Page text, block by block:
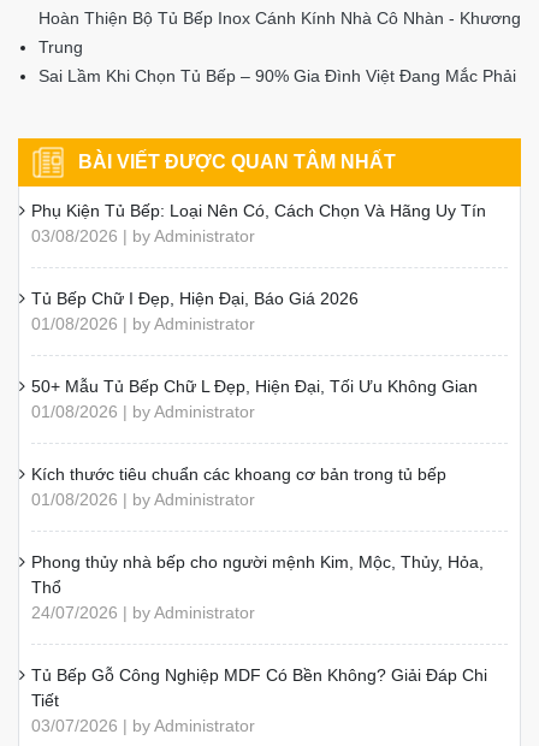
Hoàn Thiện Bộ Tủ Bếp Inox Cánh Kính Nhà Cô Nhàn - Khương
Trung
Sai Lầm Khi Chọn Tủ Bếp – 90% Gia Đình Việt Đang Mắc Phải
BÀI VIẾT ĐƯỢC QUAN TÂM NHẤT
Phụ Kiện Tủ Bếp: Loại Nên Có, Cách Chọn Và Hãng Uy Tín
03/08/2026 | by Administrator
Tủ Bếp Chữ I Đẹp, Hiện Đại, Báo Giá 2026
01/08/2026 | by Administrator
50+ Mẫu Tủ Bếp Chữ L Đẹp, Hiện Đại, Tối Ưu Không Gian
01/08/2026 | by Administrator
Kích thước tiêu chuẩn các khoang cơ bản trong tủ bếp
01/08/2026 | by Administrator
Phong thủy nhà bếp cho người mệnh Kim, Mộc, Thủy, Hỏa,
Thổ
24/07/2026 | by Administrator
Tủ Bếp Gỗ Công Nghiệp MDF Có Bền Không? Giải Đáp Chi
Tiết
03/07/2026 | by Administrator